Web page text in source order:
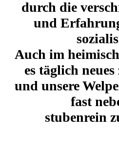
durch die
und
Auch im
es täglich
und unsere
fast
stubenrein